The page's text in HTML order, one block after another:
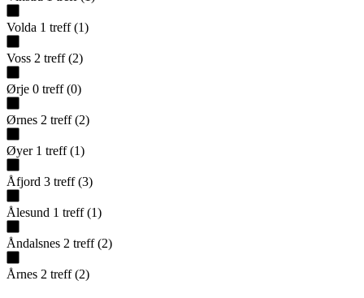
Volda 1 treff (1)
Voss 2 treff (2)
Ørje 0 treff (0)
Ørnes 2 treff (2)
Øyer 1 treff (1)
Åfjord 3 treff (3)
Ålesund 1 treff (1)
Åndalsnes 2 treff (2)
Årnes 2 treff (2)